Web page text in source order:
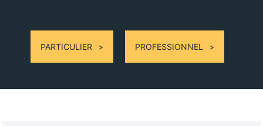
PARTICULIER PROFESSIONNEL